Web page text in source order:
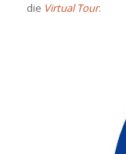
die Virtual Tour.